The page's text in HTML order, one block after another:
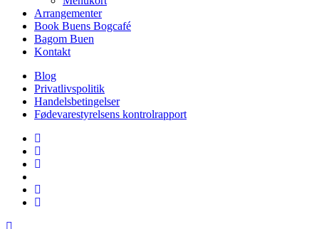
Arrangementer
Book Buens Bogcafé
Bagom Buen
Kontakt
Blog
Privatlivspolitik
Handelsbetingelser
Fødevarestyrelsens kontrolrapport
facebook
linkedin
instagram
phone
email